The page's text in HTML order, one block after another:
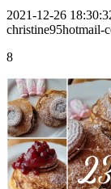
2021-12-26
christine95hotmail-
8